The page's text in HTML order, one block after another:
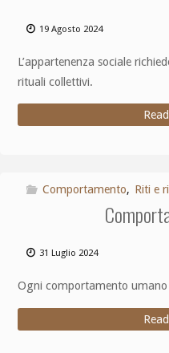
19 Agosto 2024
L’appartenenza sociale
rituali collettivi.
Comportamento, Riti e
31 Luglio 2024
Ogni comportamento umano